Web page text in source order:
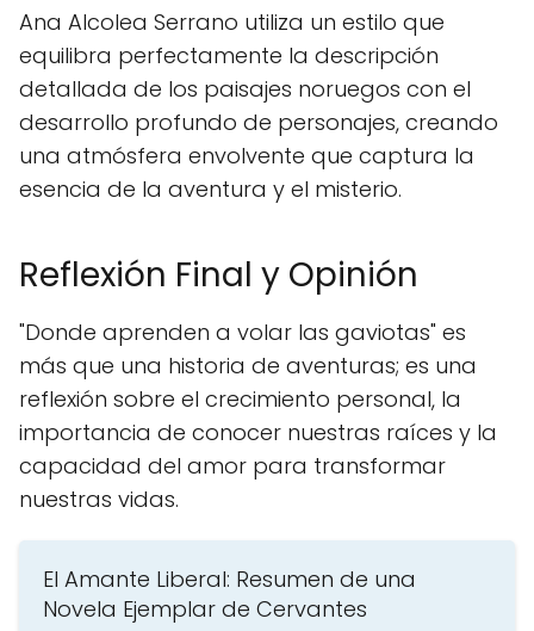
Ana Alcolea Serrano utiliza un estilo que
equilibra perfectamente la descripción
detallada de los paisajes noruegos con el
desarrollo profundo de personajes, creando
una atmósfera envolvente que captura la
esencia de la aventura y el misterio.
Reflexión Final y Opinión
"Donde aprenden a volar las gaviotas" es
más que una historia de aventuras; es una
reflexión sobre el crecimiento personal, la
importancia de conocer nuestras raíces y la
capacidad del amor para transformar
nuestras vidas.
El Amante Liberal: Resumen de una
Novela Ejemplar de Cervantes